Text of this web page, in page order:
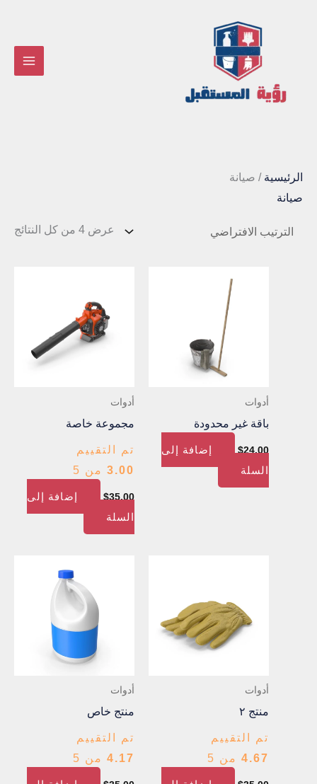
الرئيسية / صيانة
صيانة
عرض ⁦4⁩ من كل النتائج
أدوات
باقة غير محدودة
$24.00
إضافة إلى
السلة
أدوات
مجموعة خاصة
تم التقييم
3.00 من 5
$35.00
إضافة إلى
السلة
أدوات
منتج ٢
تم التقييم
4.67 من 5
أدوات
منتج خاص
تم التقييم
4.17 من 5